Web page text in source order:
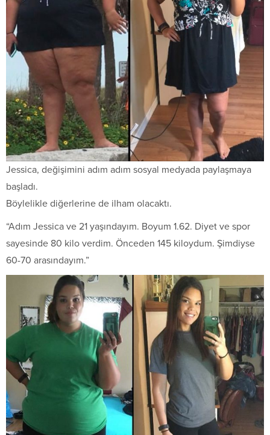
Jessica, değişimini adım adım sosyal medyada paylaşmaya
başladı.
Böylelikle diğerlerine de ilham olacaktı.
“Adım Jessica ve 21 yaşındayım. Boyum 1.62. Diyet ve spor
sayesinde 80 kilo verdim. Önceden 145 kiloydum. Şimdiyse
60-70 arasındayım.”